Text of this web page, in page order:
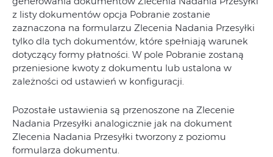
z listy dokumentów opcja Pobranie zostanie
zaznaczona na formularzu Zlecenia Nadania Przesyłki
tylko dla tych dokumentów, które spełniają warunek
dotyczący formy płatności. W pole Pobranie zostaną
przeniesione kwoty z dokumentu lub ustalona w
zależności od ustawień w konfiguracji.
Pozostałe ustawienia są przenoszone na Zlecenie
Nadania Przesyłki analogicznie jak na dokument
Zlecenia Nadania Przesyłki tworzony z poziomu
formularza dokumentu.